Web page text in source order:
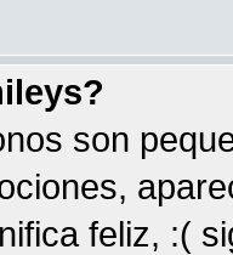
son
feliz, :(